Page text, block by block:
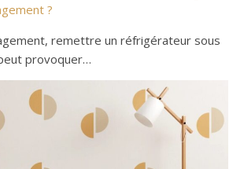
?
remettre un réfrigérateur sous
provoquer…